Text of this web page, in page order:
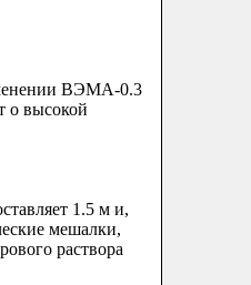
ВЭМА-0.3
о высокой
1.5 м и,
мешалки,
раствора